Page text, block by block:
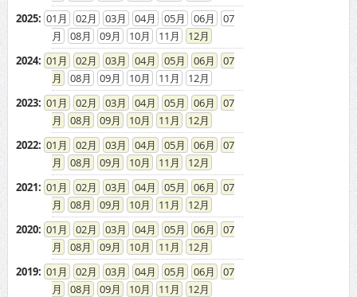
2025: 01 02 03 04 05 06
07
08
09 10 11
12
2024: 01 02 03 04 05 06
07
08
09 10 11
12
2023: 01 02 03 04 05 06
07
08
09 10 11
12
2022: 01 02 03 04 05 06
07
08
09 10 11
12
2021: 01 02 03 04 05 06
07
08
09 10 11
12
2020: 01 02 03 04 05 06
07
08
09 10 11
12
2019: 01 02 03 04 05 06
07
08
09 10 11
12